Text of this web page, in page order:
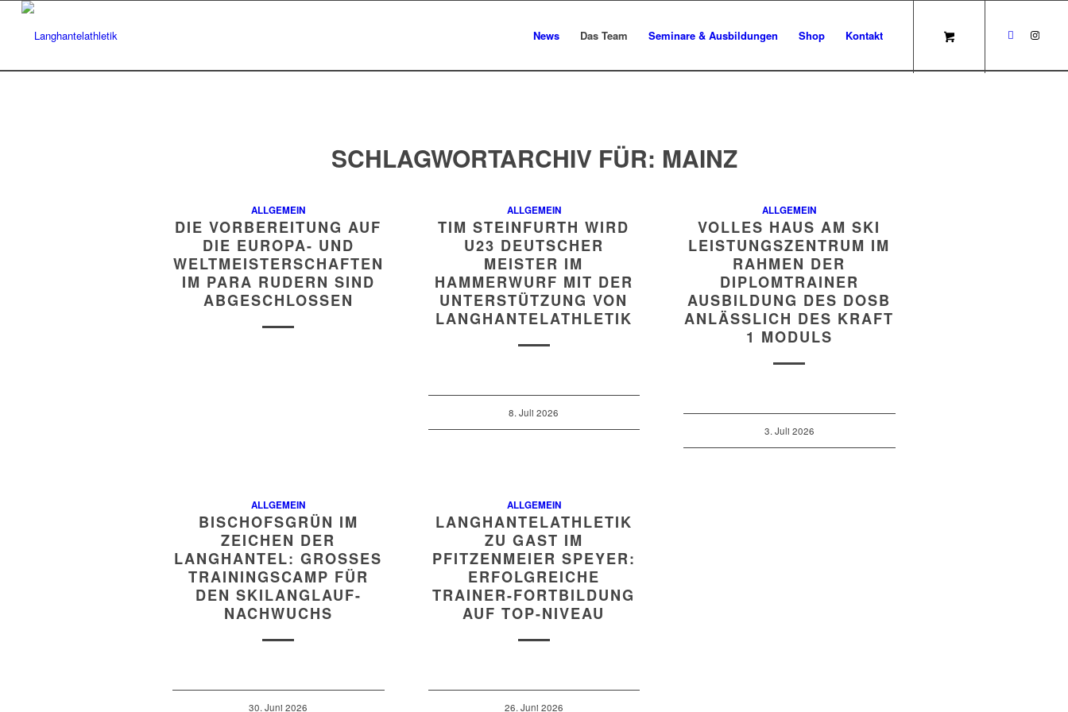
News Das Team Seminare & Ausbildungen Shop Kontakt
SCHLAGWORTARCHIV FÜR: MAINZ
ALLGEMEIN
DIE VORBEREITUNG AUF
DIE EUROPA- UND
WELTMEISTERSCHAFTEN
IM PARA RUDERN SIND
ABGESCHLOSSEN
ALLGEMEIN
TIM STEINFURTH WIRD
U23 DEUTSCHER
MEISTER IM
HAMMERWURF MIT DER
UNTERSTÜTZUNG VON
LANGHANTELATHLETIK
8. Juli 2026
ALLGEMEIN
VOLLES HAUS AM SKI
LEISTUNGSZENTRUM IM
RAHMEN DER
DIPLOMTRAINER
AUSBILDUNG DES DOSB
ANLÄSSLICH DES KRAFT
1 MODULS
3. Juli 2026
ALLGEMEIN
BISCHOFSGRÜN IM
ZEICHEN DER
LANGHANTEL: GROSSES T
RAININGSCAMP FÜR D
EN SKILANGLAUF-N
ACHWUCHS
30. Juni 2026
ALLGEMEIN
LANGHANTELATHLETIK
ZU GAST IM
PFITZENMEIER SPEYER:
ERFOLGREICHE
TRAINER-FORTBILDUNG
AUF TOP-NIVEAU
26. Juni 2026